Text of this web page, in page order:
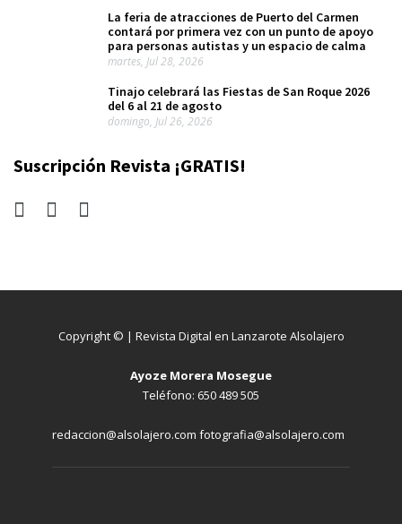
La feria de atracciones de Puerto del Carmen
contará por primera vez con un punto de apoyo
para personas autistas y un espacio de calma
martes, Jul 28, 2026
Tinajo celebrará las Fiestas de San Roque 2026
del 6 al 21 de agosto
domingo, Jul 26, 2026
Suscripción Revista ¡GRATIS!
Copyright © | Revista Digital en Lanzarote Alsolajero
Ayoze Morera Mosegue
Teléfono: 650 489 505
redaccion@alsolajero.com fotografia@alsolajero.com